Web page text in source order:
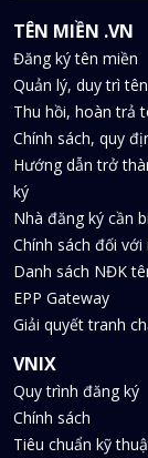
TÊN MIỀN .VN
Đăng ký tên miền
Quản lý, duy trì
Thu hồi, hoàn trả
Chính sách, quy
Hướng dẫn trở
ký
Nhà đăng ký cần
Chính sách đối
Danh sách NĐK
EPP Gateway
Giải quyết tranh
VNIX
Quy trình đăng ký
Chính sách
Tiêu chuẩn kỹ